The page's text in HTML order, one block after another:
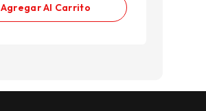
Agregar Al Carrito